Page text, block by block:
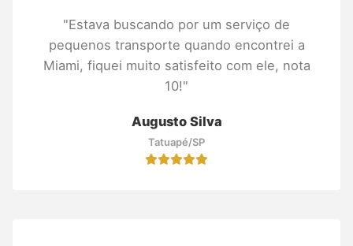
"Estava buscando por um serviço de
pequenos transporte quando encontrei a
Miami, fiquei muito satisfeito com ele, nota
10!"
Augusto Silva
Tatuapé/SP